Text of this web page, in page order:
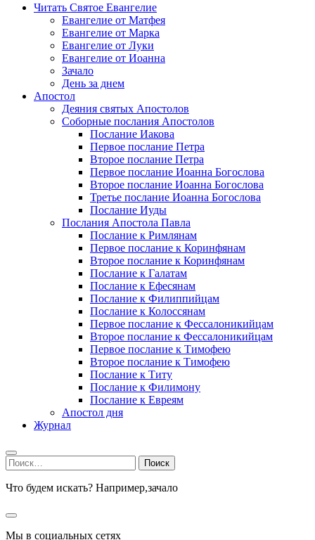
Читать Святое Евангелие
Евангелие от Матфея
Евангелие от Марка
Евангелие от Луки
Евангелие от Иоанна
Зачало
День за днем
Апостол
Деяния святых Апостолов
Соборные послания Апостолов
Послание Иакова
Первое послание Петра
Второе послание Петра
Первое послание Иоанна Богослова
Второе послание Иоанна Богослова
Третье послание Иоанна Богослова
Послание Иуды
Послания Апостола Павла
Послание к Римлянам
Первое послание к Коринфянам
Второе послание к Коринфянам
Послание к Галатам
Послание к Ефесянам
Послание к Филиппийцам
Послание к Колоссянам
Первое послание к Фессалоникийцам
Второе послание к Фессалоникийцам
Первое послание к Тимофею
Второе послание к Тимофею
Послание к Титу
Послание к Филимону
Послание к Евреям
Апостол дня
Журнал
Найти:
Что будем искать? Например,зачало
Мы в социальных сетях